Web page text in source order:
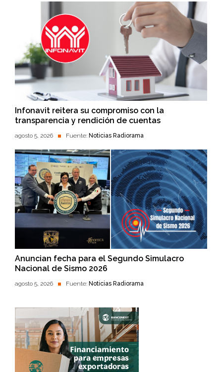
Infonavit reitera su compromiso con la
transparencia y rendición de cuentas
agosto 5, 2026 Fuente: Noticias Radiorama
Anuncian fecha para el Segundo Simulacro
Nacional de Sismo 2026
agosto 5, 2026 Fuente: Noticias Radiorama